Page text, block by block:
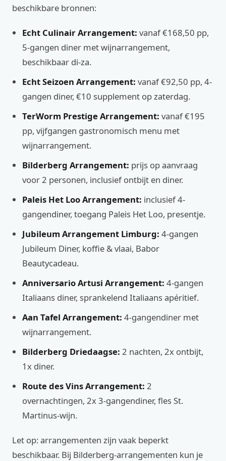
beschikbare bronnen:
Echt Culinair Arrangement: vanaf €168,50 pp,
5-gangen diner met wijnarrangement,
beschikbaar di-za.
Echt Seizoen Arrangement: vanaf €92,50 pp, 4-
gangen diner, €10 supplement op zaterdag.
TerWorm Prestige Arrangement: vanaf €195
pp, vijfgangen gastronomisch menu met
wijnarrangement.
Bilderberg Arrangement: prijs op aanvraag
voor 2 personen, inclusief ontbijt en diner.
Paleis Het Loo Arrangement: inclusief 4-
gangendiner, toegang Paleis Het Loo, presentje.
Jubileum Arrangement Limburg: 4-gangen
Jubileum Diner, koffie & vlaai, Babor
Beautycadeau.
Anniversario Artusi Arrangement: 4-gangen
Italiaans diner, sprankelend Italiaans apéritief.
Aan Tafel Arrangement: 4-gangendiner met
wijnarrangement.
Bilderberg Driedaagse: 2 nachten, 2x ontbijt,
1x diner.
Route des Vins Arrangement: 2
overnachtingen, 2x 3-gangendiner, fles St.
Martinus-wijn.
Let op: arrangementen zijn vaak beperkt
beschikbaar. Bij Bilderberg-arrangementen kun je